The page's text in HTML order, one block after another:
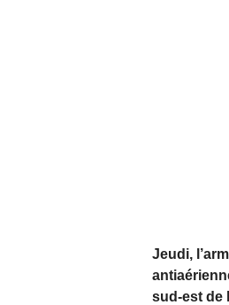
Jeudi,
sud-est de